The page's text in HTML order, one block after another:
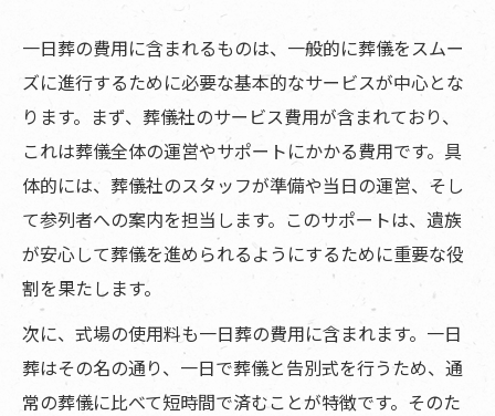
一日葬の費用に含まれるものは、一般的に葬儀をスムー
ズに進行するために必要な基本的なサービスが中心とな
ります。まず、葬儀社のサービス費用が含まれており、
これは葬儀全体の運営やサポートにかかる費用です。具
体的には、葬儀社のスタッフが準備や当日の運営、そし
て参列者への案内を担当します。このサポートは、遺族
が安心して葬儀を進められるようにするために重要な役
割を果たします。
次に、式場の使用料も一日葬の費用に含まれます。一日
葬はその名の通り、一日で葬儀と告別式を行うため、通
常の葬儀に比べて短時間で済むことが特徴です。そのた